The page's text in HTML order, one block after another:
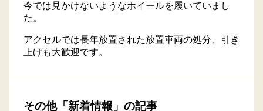
今では見かけないようなホイールを履いていまし
た。
アクセルでは長年放置された放置車両の処分、引き
上げも大歓迎です。
その他「新着情報」の記事